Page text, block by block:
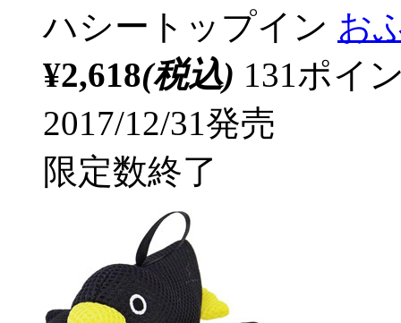
ハシートップイン お
¥2,618(税込) 131ポイ
2017/12/31発売
限定数終了